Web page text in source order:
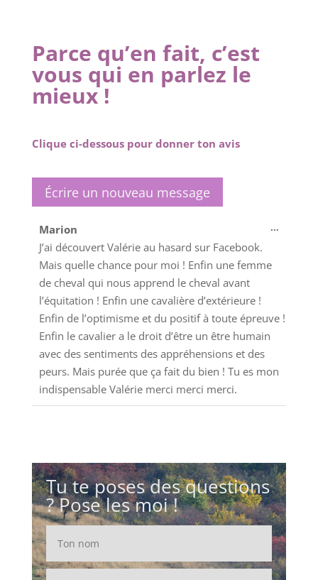
Parce qu’en fait, c’est
vous qui en parlez le
mieux !
Clique ci-dessous pour donner ton avis
Marion
J’ai découvert Valérie au hasard sur Facebook.
Mais quelle chance pour moi ! Enfin une femme
de cheval qui nous apprend le cheval avant
l’équitation ! Enfin une cavalière d’extérieure !
Enfin de l’optimisme et du positif à toute épreuve !
Enfin le cavalier a le droit d’être un être humain
avec des sentiments des appréhensions et des
peurs. Mais purée que ça fait du bien ! Tu es mon
indispensable Valérie merci merci merci.
...
Tu te poses des questions
? Pose les moi !